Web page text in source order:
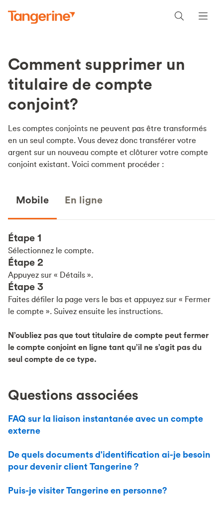
Comment supprimer un
titulaire de compte
conjoint?
Les comptes conjoints ne peuvent pas être transformés
en un seul compte. Vous devez donc transférer votre
argent sur un nouveau compte et clôturer votre compte
conjoint existant. Voici comment procéder :
Mobile En ligne
Étape 1
Sélectionnez le compte.
Étape 2
Appuyez sur « Détails ».
Étape 3
Faites défiler la page vers le bas et appuyez sur « Fermer
le compte ». Suivez ensuite les instructions.
N’oubliez pas que tout titulaire de compte peut fermer
le compte conjoint en ligne tant qu’il ne s’agit pas du
seul compte de ce type.
Questions associées
FAQ sur la liaison instantanée avec un compte
externe
De quels documents d'identification ai-je besoin
pour devenir client Tangerine ?
Puis-je visiter Tangerine en personne?